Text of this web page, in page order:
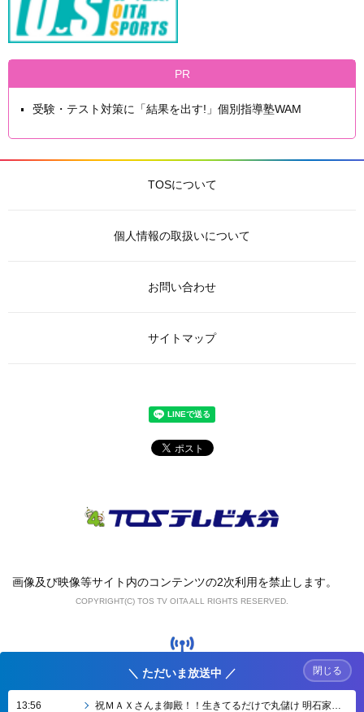
＼ ただいま放送中 ／
13:56 祝ＭＡＸさんま御殿！！生きてるだけで丸儲け 明石家さんま生誕祭ＳＰ【字】
PR
受験・テスト対策に「結果を出す!」個別指導塾WAM
TOSについて
個人情報の取扱いについて
お問い合わせ
サイトマップ
画像及び映像等サイト内のコンテンツの2次利用を禁止します。
COPYRIGHT(C) TOS TV OITA ALL RIGHTS RESERVED.